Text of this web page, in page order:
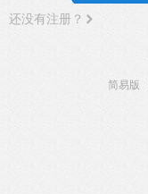
还没有注册？
简易版